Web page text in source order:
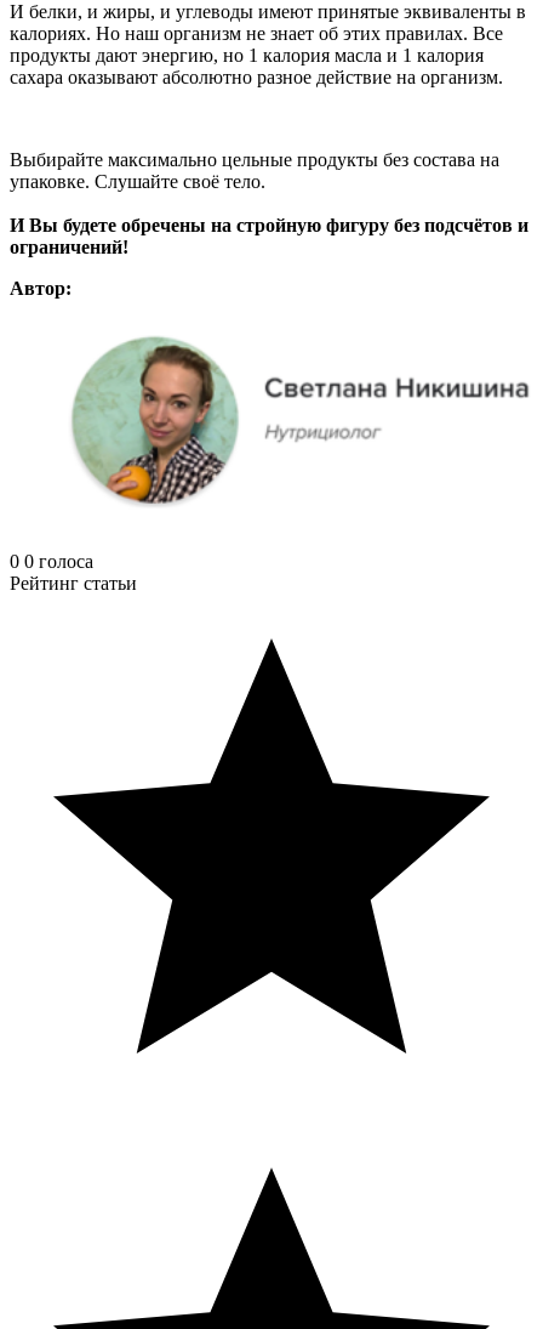
И белки, и жиры, и углеводы имеют принятые эквиваленты в
калориях. Но наш организм не знает об этих правилах. Все
продукты дают энергию, но 1 калория масла и 1 калория
сахара оказывают абсолютно разное действие на организм.
Выбирайте максимально цельные продукты без состава на
упаковке. Слушайте своё тело.
И Вы будете обречены на стройную фигуру без подсчётов и
ограничений!
Автор:
0 0 голоса
Рейтинг статьи